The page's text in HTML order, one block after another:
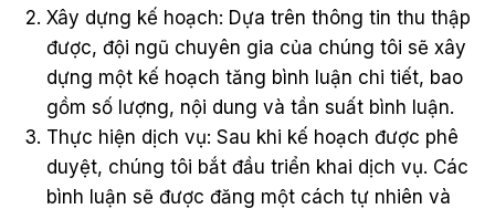
Xây dựng kế hoạch: Dựa trên thông tin thu thập
được, đội ngũ chuyên gia của chúng tôi sẽ xây
dựng một kế hoạch tăng bình luận chi tiết, bao
gồm số lượng, nội dung và tần suất bình luận.
Thực hiện dịch vụ: Sau khi kế hoạch được phê
duyệt, chúng tôi bắt đầu triển khai dịch vụ. Các
bình luận sẽ được đăng một cách tự nhiên và